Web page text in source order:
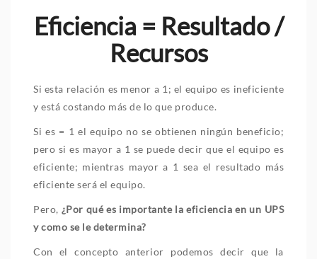
Eficiencia = Resultado /
Recursos
Si esta relación es menor a 1; el equipo es ineficiente
y está costando más de lo que produce.
Si es = 1 el equipo no se obtienen ningún beneficio;
pero si es mayor a 1 se puede decir que el equipo es
eficiente; mientras mayor a 1 sea el resultado más
eficiente será el equipo.
Pero, ¿Por qué es importante la eficiencia en un UPS
y como se le determina?
Con el concepto anterior podemos decir que la